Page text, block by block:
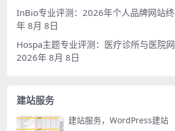
InBio专业评测：2026年个人品牌网站
年 8月 8日
Hospa主题专业评测：医疗诊所与医院
2026年 8月 8日
建站服务
建站服务，WordPress建站